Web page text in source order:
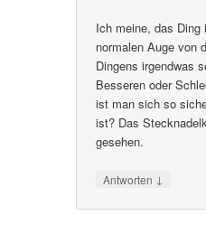
Ich meine, das
normalen Auge von
Dingens irgendwas
Besseren oder
ist man sich so
ist? Das
gesehen.
Antworten ↓